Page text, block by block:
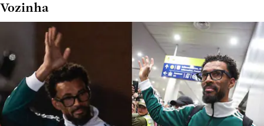
Vozinha